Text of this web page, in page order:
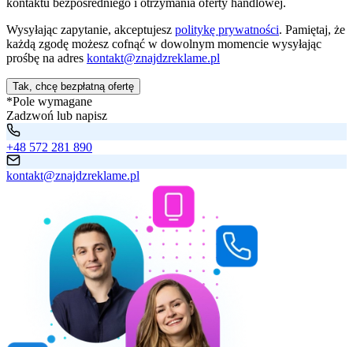
Wysyłając zapytanie, akceptujesz politykę prywatności. Pamiętaj, że
każdą zgodę możesz cofnąć w dowolnym momencie wysyłając
prośbę na adres kontakt@znajdzreklame.pl
Tak, chcę bezpłatną ofertę
*Pole wymagane
Zadzwoń lub napisz
+48 572 281 890
kontakt@znajdzreklame.pl